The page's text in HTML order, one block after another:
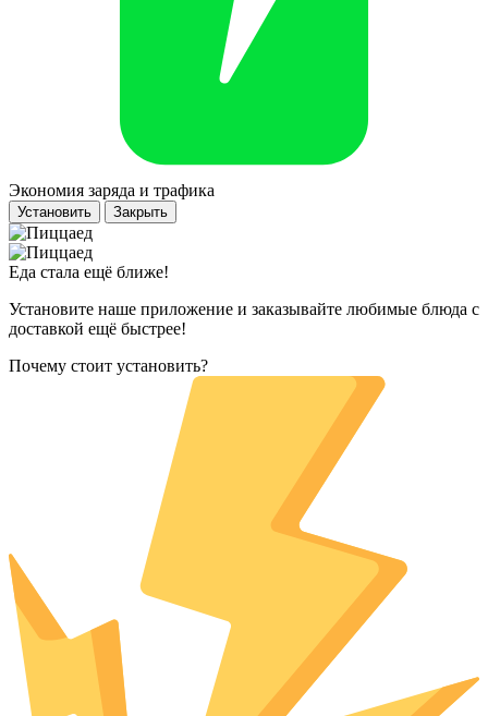
Экономия заряда и трафика
Установить Закрыть
Еда стала ещё ближе!
Установите наше приложение и заказывайте любимые блюда с
доставкой ещё быстрее!
Почему стоит установить?